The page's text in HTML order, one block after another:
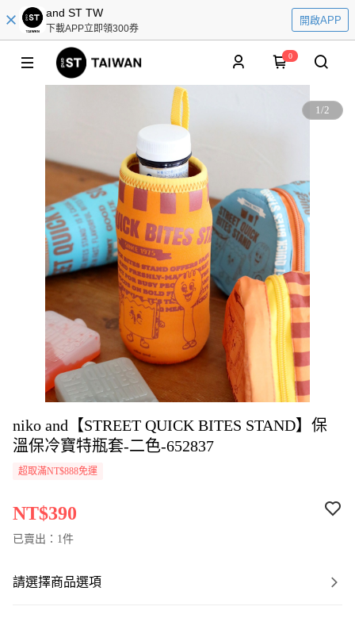
and ST TW
下載APP立即領300券
開啟APP
0
1/2
niko and【STREET QUICK BITES STAND】保
溫保冷寶特瓶套-二色-652837
超取滿NT$888免運
NT$390
已賣出：1件
請選擇商品選項